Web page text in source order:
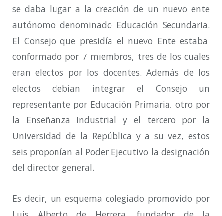
se daba lugar a la creación de un nuevo ente
autónomo denominado Educación Secundaria.
El Consejo que presidía el nuevo Ente estaba
conformado por 7 miembros, tres de los cuales
eran electos por los docentes. Además de los
electos debían integrar el Consejo un
representante por Educación Primaria, otro por
la Enseñanza Industrial y el tercero por la
Universidad de la República y a su vez, estos
seis proponían al Poder Ejecutivo la designación
del director general.
Es decir, un esquema colegiado promovido por